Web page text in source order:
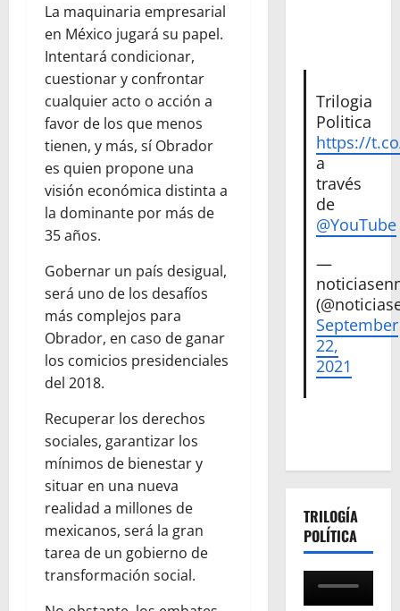
La maquinaria empresarial
en México jugará su papel.
Intentará condicionar,
cuestionar y confrontar
cualquier acto o acción a
favor de los que menos
tienen, y más, sí Obrador
es quien propone una
visión económica distinta a
la dominante por más de
35 años.
Gobernar un país desigual,
será uno de los desafíos
más complejos para
Obrador, en caso de ganar
los comicios presidenciales
del 2018.
Recuperar los derechos
sociales, garantizar los
mínimos de bienestar y
situar en una nueva
realidad a millones de
mexicanos, será la gran
tarea de un gobierno de
transformación social.
Trilogia
Politica
https://
a
través
de
@YouTube
—
September
22,
2021
TRILOGÍA
POLÍTICA